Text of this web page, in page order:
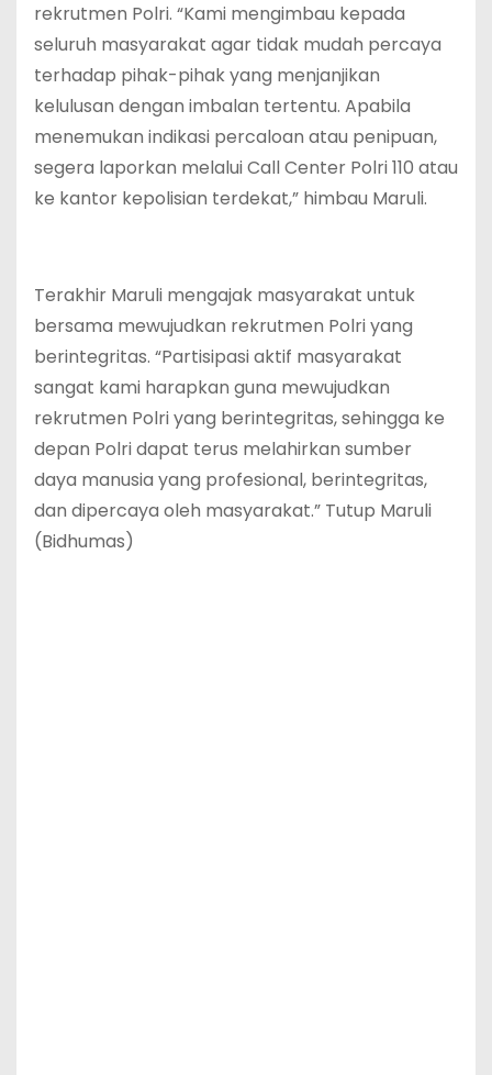
rekrutmen Polri. “Kami mengimbau kepada
seluruh masyarakat agar tidak mudah percaya
terhadap pihak-pihak yang menjanjikan
kelulusan dengan imbalan tertentu. Apabila
menemukan indikasi percaloan atau penipuan,
segera laporkan melalui Call Center Polri 110 atau
ke kantor kepolisian terdekat,” himbau Maruli.
Terakhir Maruli mengajak masyarakat untuk
bersama mewujudkan rekrutmen Polri yang
berintegritas. “Partisipasi aktif masyarakat
sangat kami harapkan guna mewujudkan
rekrutmen Polri yang berintegritas, sehingga ke
depan Polri dapat terus melahirkan sumber
daya manusia yang profesional, berintegritas,
dan dipercaya oleh masyarakat.” Tutup Maruli
(Bidhumas)